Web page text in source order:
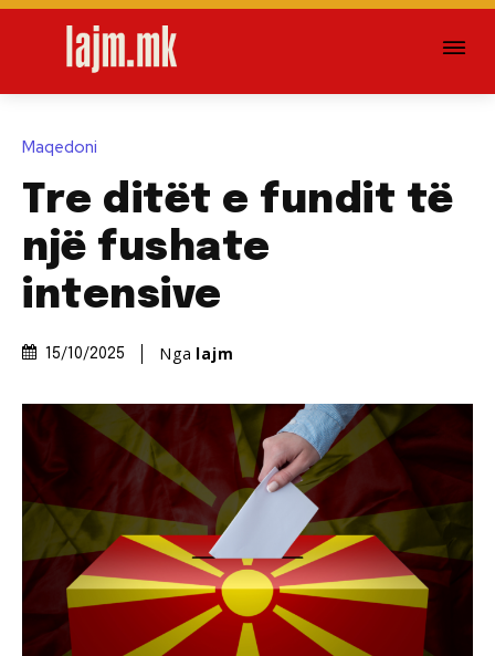
Maqedoni
Tre ditët e fundit të
një fushate
intensive
15/10/2025 Nga lajm